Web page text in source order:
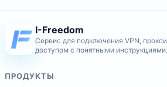
I-Freedom
Сервис для подключения VPN,
доступом с понятными инструкциями.
ПРОДУКТЫ